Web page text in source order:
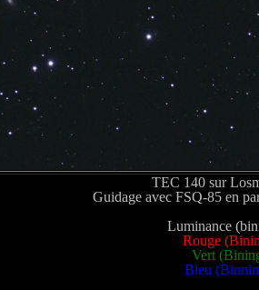
TEC 140 sur
Guidage avec FSQ-85 en
Luminance
Rouge
Vert
Bleu